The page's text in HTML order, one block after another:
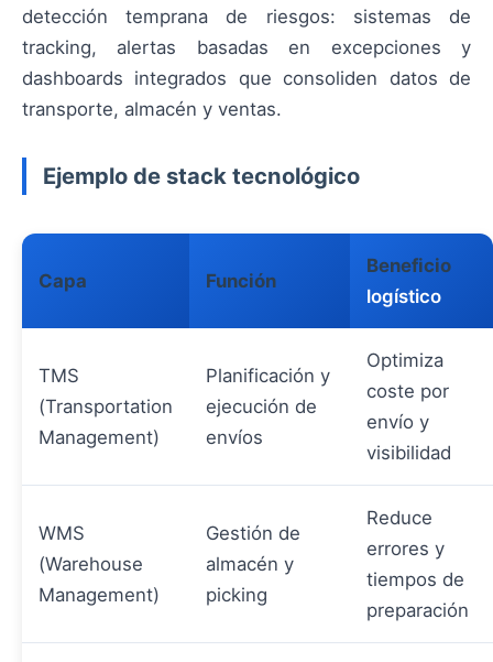
detección temprana de riesgos: sistemas de
tracking, alertas basadas en excepciones y
dashboards integrados que consoliden datos de
transporte, almacén y ventas.
Ejemplo de stack tecnológico
Capa Función
Beneficio
logístico
TMS
(Transportation
Management)
Planificación y
ejecución de
envíos
Optimiza
coste por
envío y
visibilidad
WMS
(Warehouse
Management)
Gestión de
almacén y
picking
Reduce
errores y
tiempos de
preparación